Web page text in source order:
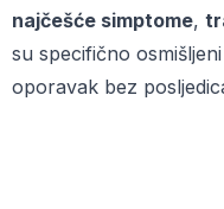
najčešće simptome,
su specifično
oporavak bez